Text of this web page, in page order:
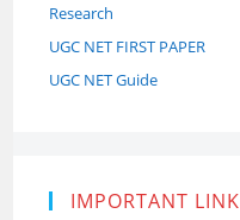
Research
UGC NET FIRST PAPER
UGC NET Guide
IMPORTANT LINK